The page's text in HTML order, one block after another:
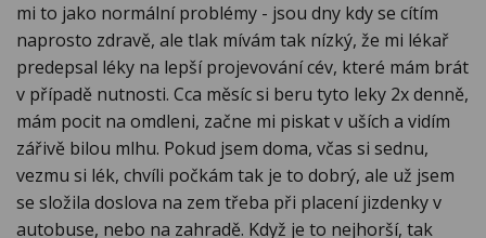
mi to jako normální problémy - jsou dny kdy se cítím
naprosto zdravě, ale tlak mívám tak nízký, že mi lékař
predepsal léky na lepší projevování cév, které mám brát
v případě nutnosti. Cca měsíc si beru tyto leky 2x denně,
mám pocit na omdleni, začne mi piskat v uších a vidím
zářivě bilou mlhu. Pokud jsem doma, včas si sednu,
vezmu si lék, chvíli počkám tak je to dobrý, ale už jsem
se složila doslova na zem třeba při placení jizdenky v
autobuse, nebo na zahradě. Když je to nejhorší, tak